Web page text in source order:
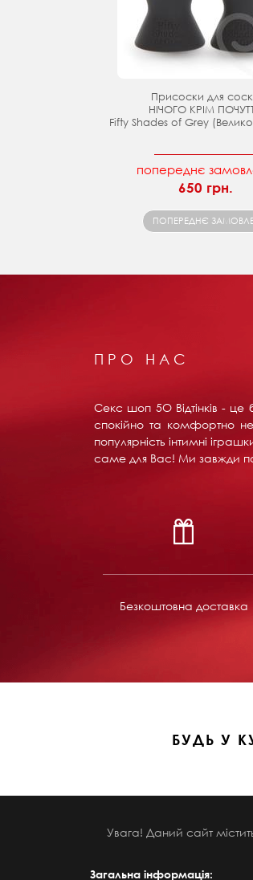
Присоски для
НІЧОГО КРІМ
Fifty Shades of Grey
попереднє
650 грн.
ПОПЕРЕДНЄ
ПРО НАС
Секс шоп 5О Відтінків -
спокійно та комфортно
популярність інтимні
саме для Вас! Ми завжди
Безкоштовна доставка
БУДЬ У
Увага! Даний сайт
Загальна інформація: